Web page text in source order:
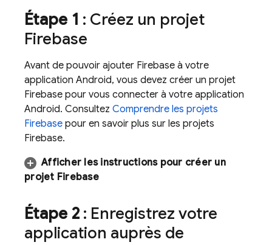
Étape 1 : Créez un projet
Firebase
Avant de pouvoir ajouter Firebase à votre
application Android, vous devez créer un projet
Firebase pour vous connecter à votre application
Android. Consultez Comprendre les projets
Firebase pour en savoir plus sur les projets
Firebase.
Afficher les instructions pour créer un
projet Firebase
Étape 2: Enregistrez votre
application auprès de